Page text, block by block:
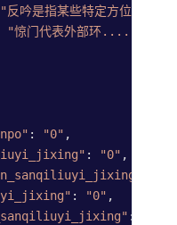
"反吟是指某些特定方位的
"惊门代表外部环......"
: "0" ,
: "0" ,
: "0" ,
: